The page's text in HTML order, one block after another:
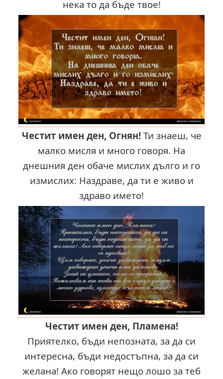
нека то да бъде твое!
Честит имен ден, Огнян!Ти знаеш, че
малко мисля и много говоря. На
днешния ден обаче мислих дълго и го
измислих: Наздраве, да ти е живо и
здраво името!
Честит имен ден, Пламена!
Приятелко, бъди непозната, за да си
интересна, бъди недостъпна, за да си
желана! Ако говорят нещо лошо за теб